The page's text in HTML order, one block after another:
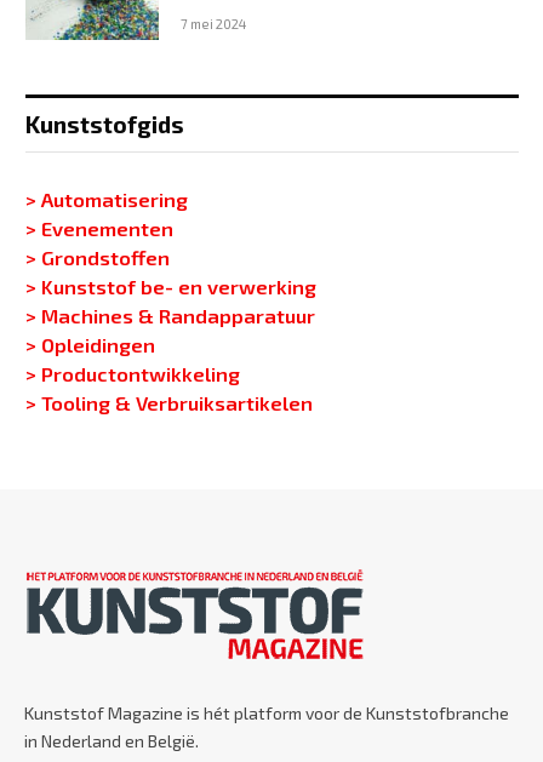
7 mei 2024
Kunststofgids
> Automatisering
> Evenementen
> Grondstoffen
> Kunststof be- en verwerking
> Machines & Randapparatuur
> Opleidingen
> Productontwikkeling
> Tooling & Verbruiksartikelen
Kunststof Magazine is hét platform voor de Kunststofbranche
in Nederland en België.